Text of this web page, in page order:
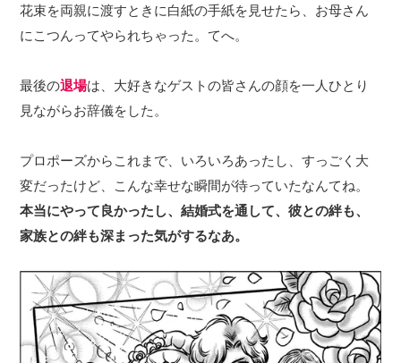
花束を両親に渡すときに白紙の手紙を見せたら、お母さん
にこつんってやられちゃった。てへ。
最後の退場は、大好きなゲストの皆さんの顔を一人ひとり
見ながらお辞儀をした。
プロポーズからこれまで、いろいろあったし、すっごく大
変だったけど、こんな幸せな瞬間が待っていたなんてね。
本当にやって良かったし、結婚式を通して、彼との絆も、
家族との絆も深まった気がするなあ。